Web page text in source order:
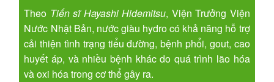
Theo Tiến sĩ Hayashi Hidemitsu, Viện Trưởng Viện
Nước Nhật Bản, nước giàu hydro có khả năng hỗ trợ
cải thiện tình trạng tiểu đường, bệnh phổi, gout, cao
huyết áp, và nhiều bệnh khác do quá trình lão hóa
và oxi hóa trong cơ thể gây ra.